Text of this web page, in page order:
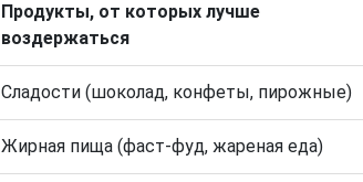
Продукты, от которых лучше
воздержаться
Сладости (шоколад, конфеты, пирожные)
Жирная пища (фаст-фуд, жареная еда)